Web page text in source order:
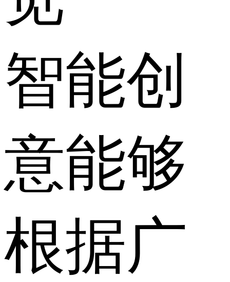
智能创
意能够
根据广